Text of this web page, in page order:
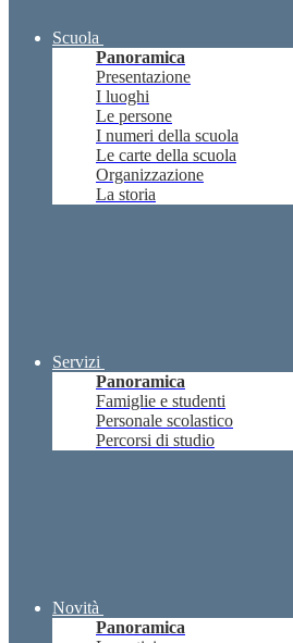
Scuola
Panoramica
Presentazione
I luoghi
Le persone
I numeri della scuola
Le carte della scuola
Organizzazione
La storia
Servizi
Panoramica
Famiglie e studenti
Personale scolastico
Percorsi di studio
Novità
Panoramica